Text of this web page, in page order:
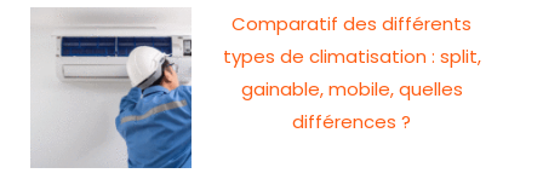
Comparatif des différents
types de climatisation : split,
gainable, mobile, quelles
différences ?